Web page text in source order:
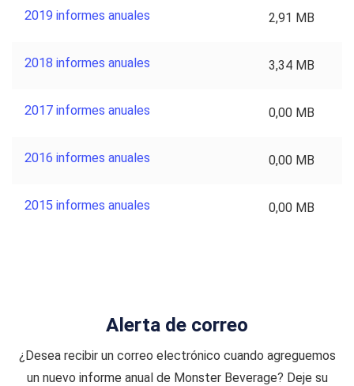
2019 informes anuales 2,91 MB
2018 informes anuales 3,34 MB
2017 informes anuales 0,00 MB
2016 informes anuales 0,00 MB
2015 informes anuales 0,00 MB
Alerta de correo
¿Desea recibir un correo electrónico cuando agreguemos
un nuevo informe anual de Monster Beverage? Deje su